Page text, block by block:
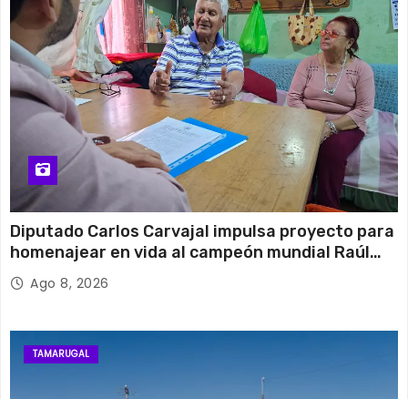
Diputado Carlos Carvajal impulsa proyecto para
homenajear en vida al campeón mundial Raúl
Choque
Ago 8, 2026
TAMARUGAL